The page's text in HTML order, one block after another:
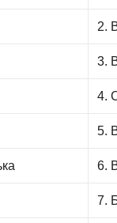
2.
3.
4.
5.
6.
7.